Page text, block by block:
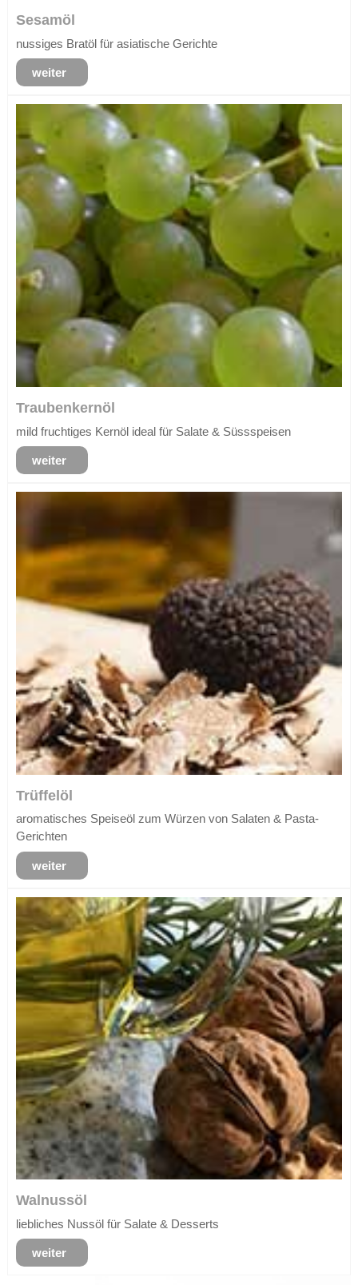
Sesamöl
nussiges Bratöl für asiatische Gerichte
weiter
Traubenkernöl
mild fruchtiges Kernöl ideal für Salate & Süssspeisen
weiter
Trüffelöl
aromatisches Speiseöl zum Würzen von Salaten & Pasta-
Gerichten
weiter
Walnussöl
liebliches Nussöl für Salate & Desserts
weiter